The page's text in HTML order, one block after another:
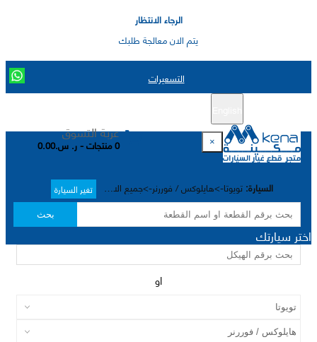
الرجاء الانتظار
يتم الان معالجة طلبك
التسعيرات
عربة التسوق
0 منتجات - ر. س.0.00
السيارة: تويوتا->هايلوکس / فوررنر->جميع الاختيارات-> تغير السيارة
بحث
×
اختر سيارتك
او